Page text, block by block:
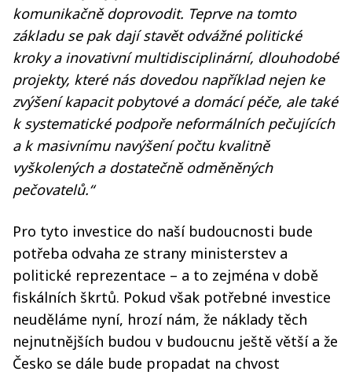
komunikačně doprovodit. Teprve na tomto
základu se pak dají stavět odvážné politické
kroky a inovativní multidisciplinární, dlouhodobé
projekty, které nás dovedou například nejen ke
zvýšení kapacit pobytové a domácí péče, ale také
k systematické podpoře neformálních pečujících
a k masivnímu navýšení počtu kvalitně
vyškolených a dostatečně odměněných
pečovatelů.“
Pro tyto investice do naší budoucnosti bude
potřeba odvaha ze strany ministerstev a
politické reprezentace – a to zejména v době
fiskálních škrtů. Pokud však potřebné investice
neuděláme nyní, hrozí nám, že náklady těch
nejnutnějších budou v budoucnu ještě větší a že
Česko se dále bude propadat na chvost